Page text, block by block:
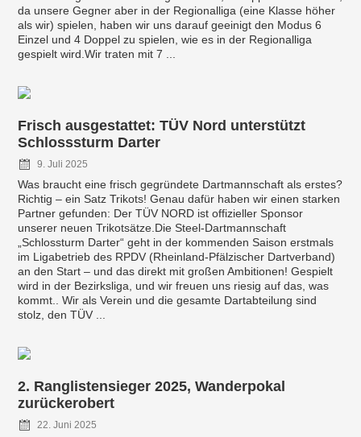
da unsere Gegner aber in der Regionalliga (eine Klasse höher
als wir) spielen, haben wir uns darauf geeinigt den Modus 6
Einzel und 4 Doppel zu spielen, wie es in der Regionalliga
gespielt wird.Wir traten mit 7 ...
Frisch ausgestattet: TÜV Nord unterstützt
Schlosssturm Darter
9. Juli 2025
Was braucht eine frisch gegründete Dartmannschaft als erstes?
Richtig – ein Satz Trikots! Genau dafür haben wir einen starken
Partner gefunden: Der TÜV NORD ist offizieller Sponsor
unserer neuen Trikotsätze.Die Steel-Dartmannschaft
„Schlossturm Darter“ geht in der kommenden Saison erstmals
im Ligabetrieb des RPDV (Rheinland-Pfälzischer Dartverband)
an den Start – und das direkt mit großen Ambitionen! Gespielt
wird in der Bezirksliga, und wir freuen uns riesig auf das, was
kommt.. Wir als Verein und die gesamte Dartabteilung sind
stolz, den TÜV ...
2. Ranglistensieger 2025, Wanderpokal
zurückerobert
22. Juni 2025